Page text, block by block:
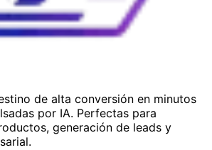
de alta conversión en minutos
por IA. Perfectas para
generación de leads y